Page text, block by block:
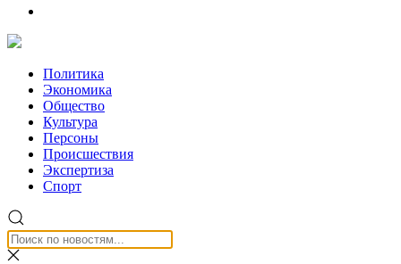
Политика
Экономика
Общество
Культура
Персоны
Происшествия
Экспертиза
Спорт